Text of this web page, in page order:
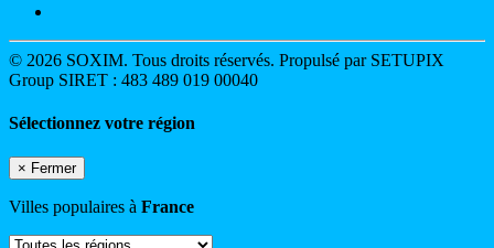
© 2026 SOXIM. Tous droits réservés. Propulsé par SETUPIX
Group SIRET : 483 489 019 00040
Sélectionnez votre région
× Fermer
Villes populaires à France